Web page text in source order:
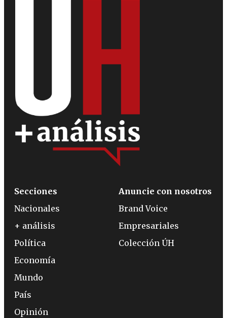
Secciones
Nacionales
+ análisis
Política
Economía
Mundo
País
Opinión
Anuncie con nosotros
Brand Voice
Empresariales
Colección ÚH